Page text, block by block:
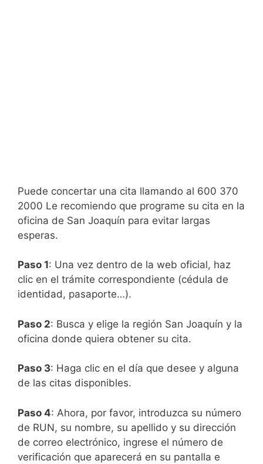
Puede concertar una cita llamando al 600 370
2000 Le recomiendo que programe su cita en la
oficina de San Joaquín para evitar largas
esperas.
Paso 1: Una vez dentro de la web oficial, haz
clic en el trámite correspondiente (cédula de
identidad, pasaporte…).
Paso 2: Busca y elige la región San Joaquín y la
oficina donde quiera obtener su cita.
Paso 3: Haga clic en el día que desee y alguna
de las citas disponibles.
Paso 4: Ahora, por favor, introduzca su número
de RUN, su nombre, su apellido y su dirección
de correo electrónico, ingrese el número de
verificación que aparecerá en su pantalla e